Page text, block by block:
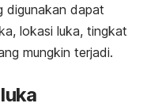
digunakan dapat
lokasi luka, tingkat
mungkin terjadi.